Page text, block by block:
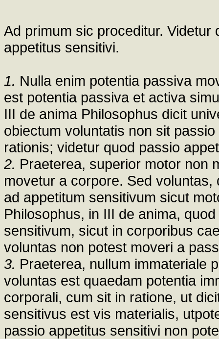
Ad primum sic proceditur.
appetitus sensitivi.
1. Nulla enim potentia passiva
est potentia passiva et activa
III de anima Philosophus dicit
obiectum voluntatis non sit
rationis; videtur quod passio
2. Praeterea, superior motor non
movetur a corpore. Sed
ad appetitum sensitivum sicut
Philosophus, in III de anima,
sensitivum, sicut in corporibus
voluntas non potest moveri a
3. Praeterea, nullum immateriale
voluntas est quaedam potentia
corporali, cum sit in ratione, ut
sensitivus est vis materialis,
passio appetitus sensitivi non